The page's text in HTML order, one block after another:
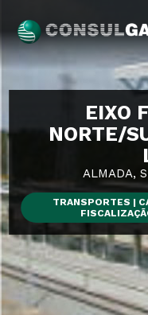
content
Consulgal
EIXO
NORTE/
ALMADA,
TRANSPORTES |